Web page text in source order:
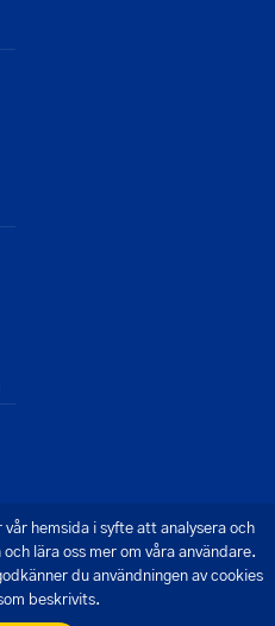
hemsida i syfte att analysera och
lära oss mer om våra användare.
du användningen av cookies
beskrivits.